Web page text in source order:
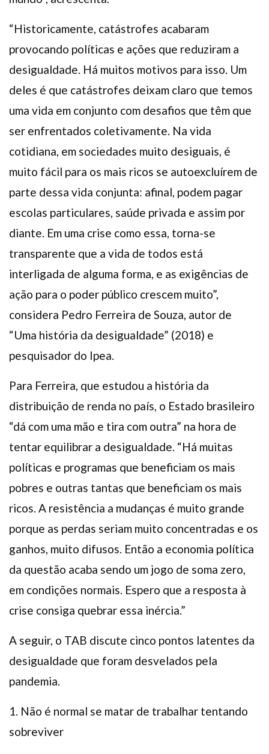
“Historicamente, catástrofes acabaram
provocando políticas e ações que reduziram a
desigualdade. Há muitos motivos para isso. Um
deles é que catástrofes deixam claro que temos
uma vida em conjunto com desafios que têm que
ser enfrentados coletivamente. Na vida
cotidiana, em sociedades muito desiguais, é
muito fácil para os mais ricos se autoexcluírem de
parte dessa vida conjunta: afinal, podem pagar
escolas particulares, saúde privada e assim por
diante. Em uma crise como essa, torna-se
transparente que a vida de todos está
interligada de alguma forma, e as exigências de
ação para o poder público crescem muito”,
considera Pedro Ferreira de Souza, autor de
“Uma história da desigualdade” (2018) e
pesquisador do Ipea.
Para Ferreira, que estudou a história da
distribuição de renda no país, o Estado brasileiro
“dá com uma mão e tira com outra” na hora de
tentar equilibrar a desigualdade. “Há muitas
políticas e programas que beneficiam os mais
pobres e outras tantas que beneficiam os mais
ricos. A resistência a mudanças é muito grande
porque as perdas seriam muito concentradas e os
ganhos, muito difusos. Então a economia política
da questão acaba sendo um jogo de soma zero,
em condições normais. Espero que a resposta à
crise consiga quebrar essa inércia.”
A seguir, o TAB discute cinco pontos latentes da
desigualdade que foram desvelados pela
pandemia.
1. Não é normal se matar de trabalhar tentando
sobreviver